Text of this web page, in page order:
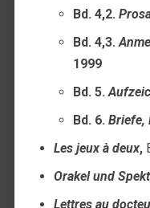
Bd. 4,2.
Bd. 4,3.
1999
Bd. 5.
Bd. 6. Briefe,
Les jeux à deux,
Orakel und
Lettres au